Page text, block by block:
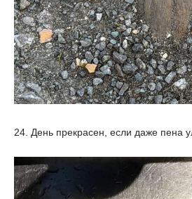
24. День прекрасен, если даже пена